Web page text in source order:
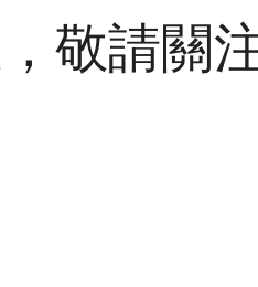
敬請關